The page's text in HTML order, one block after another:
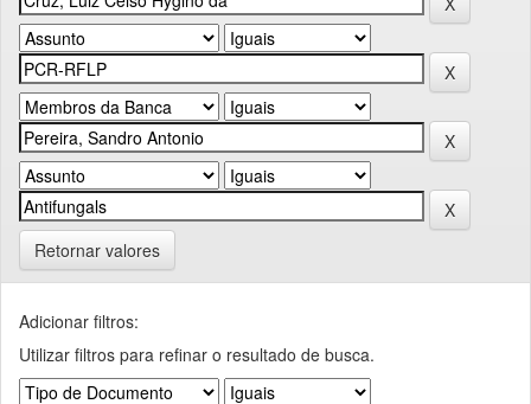
Retornar valores
Adicionar filtros:
Utilizar filtros para refinar o resultado de busca.